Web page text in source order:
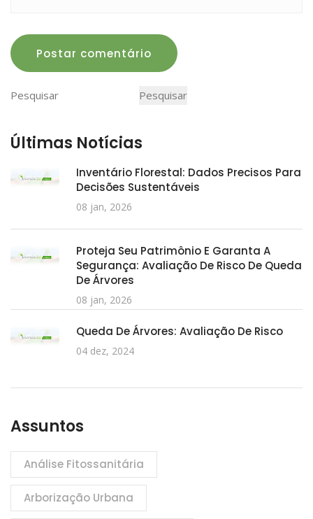
Postar comentário
Pesquisar
Pesquisar
Últimas Notícias
Inventário Florestal: Dados Precisos Para
Decisões Sustentáveis
08 jan, 2026
Proteja Seu Patrimônio E Garanta A
Segurança: Avaliação De Risco De Queda
De Árvores
08 jan, 2026
Queda De Árvores: Avaliação De Risco
04 dez, 2024
Assuntos
Análise Fitossanitária
Arborização Urbana